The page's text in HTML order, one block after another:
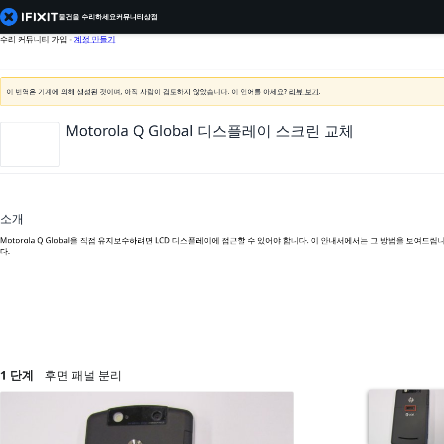
물건을 수리하세요커뮤니티상점
수리 커뮤니티 가입 -계정 만들기
이 번역은 기계에 의해 생성된 것이며, 아직 사람이 검토하지 않았습니다. 이 언어를 아세요? 리뷰 보기.
Motorola Q Global 디스플레이 스크린 교체
소개
Motorola Q Global을 직접 유지보수하려면 LCD 디스플레이에 접근할 수 있어야 합니다. 이 안내서에서는 그 방법을 보여드립
다.
1 단계 후면 패널 분리